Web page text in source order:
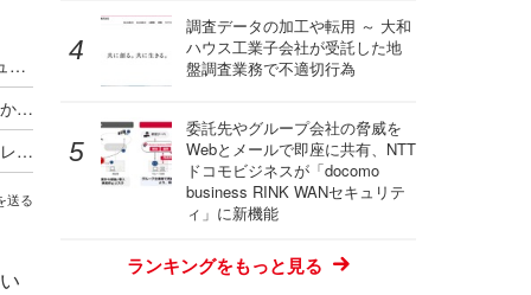
第1回の結果・講評から読み解く、サイバーセキュリティ小説コンテストの対策とは
作家一田和樹氏が「ある意味、当然の受賞だったかもしれません」と言った理由とは
一次通過経験ゼロ、知人にすら読んでもらえないレベルの素人がサイバーセキュリティ小説コンテスト大賞受賞に至った経緯とは
送る
調査データの加工や転用 ～ 大和
ハウス工業子会社が受託した地
盤調査業務で不適切行為
委託先やグループ会社の脅威を
Webとメールで即座に共有、NTT
ドコモビジネスが「docomo
business RINK WANセキュリテ
ィ」に新機能
ランキングをもっと見る